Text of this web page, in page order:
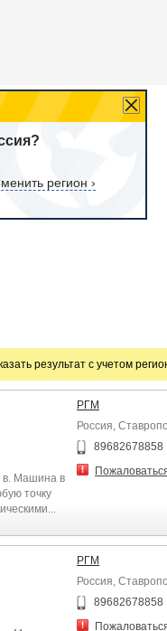
регион ›
результат с учетом
в. Машина в
точку
РГМ
Россия,
89682678858
РГМ
Россия,
89682678858